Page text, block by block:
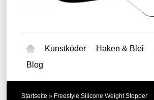
Kunstköder Haken & Blei
Blog
Startseite » Freestyle Silicone Weight Stopper